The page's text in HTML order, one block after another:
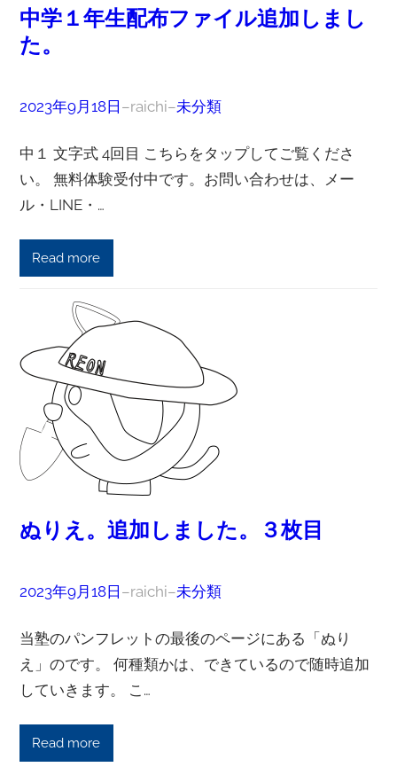
中学１年生配布ファイル追加しまし
た。
2023年9月18日 –raichi–未分類
中１ 文字式 4回目 こちらをタップしてご覧くださ
い。 無料体験受付中です。お問い合わせは、メー
ル・LINE・…
Read more
ぬりえ。追加しました。３枚目
2023年9月18日 –raichi–未分類
当塾のパンフレットの最後のページにある「ぬり
え」のです。 何種類かは、できているので随時追加
していきます。 こ…
Read more